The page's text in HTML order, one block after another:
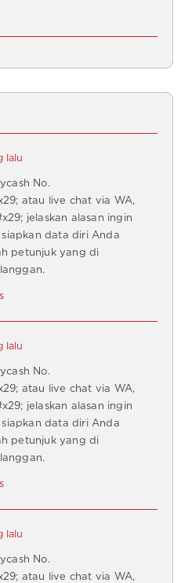
lalu
No.
atau live chat via WA,
jelaskan alasan ingin
data diri Anda
petunjuk yang di
lalu
No.
atau live chat via WA,
jelaskan alasan ingin
data diri Anda
petunjuk yang di
lalu
No.
atau live chat via WA,